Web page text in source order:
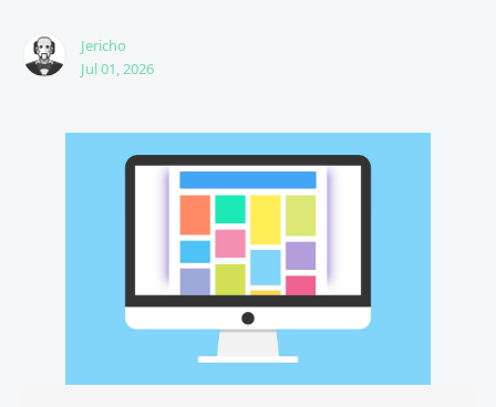
Jericho
Jul 01, 2026